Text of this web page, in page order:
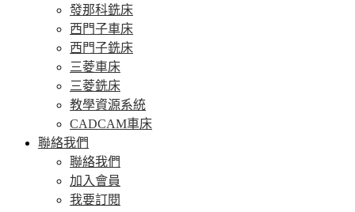
發那科銑床
西門子車床
西門子銑床
三菱車床
三菱銑床
教學資源系統
CADCAM車床
聯絡我們
聯絡我們
加入會員
我要訂閱